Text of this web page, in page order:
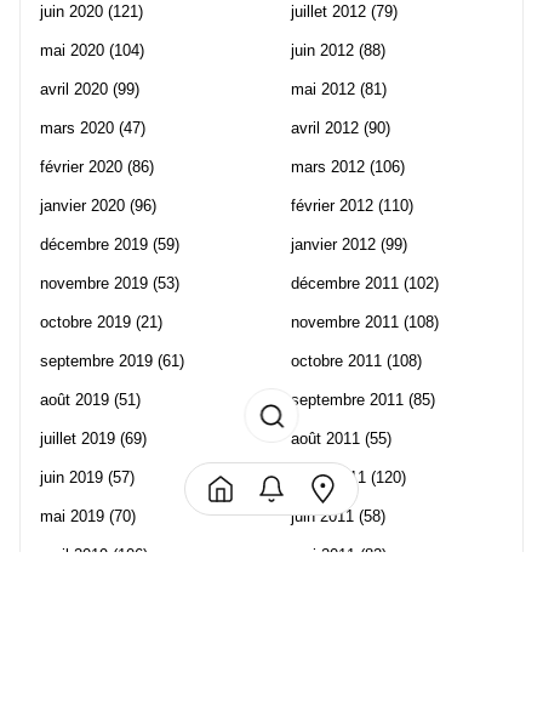
juin 2020 (121)
mai 2020 (104)
avril 2020 (99)
mars 2020 (47)
février 2020 (86)
janvier 2020 (96)
décembre 2019 (59)
novembre 2019 (53)
octobre 2019 (21)
septembre 2019 (61)
août 2019 (51)
juillet 2019 (69)
juin 2019 (57)
mai 2019 (70)
avril 2019 (106)
juillet 2012 (79)
juin 2012 (88)
mai 2012 (81)
avril 2012 (90)
mars 2012 (106)
février 2012 (110)
janvier 2012 (99)
décembre 2011 (102)
novembre 2011 (108)
octobre 2011 (108)
septembre 2011 (85)
août 2011 (55)
juillet 2011 (120)
juin 2011 (58)
mai 2011 (82)